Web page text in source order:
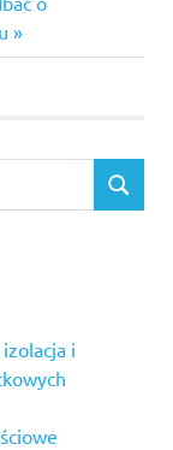
SEARCH
i